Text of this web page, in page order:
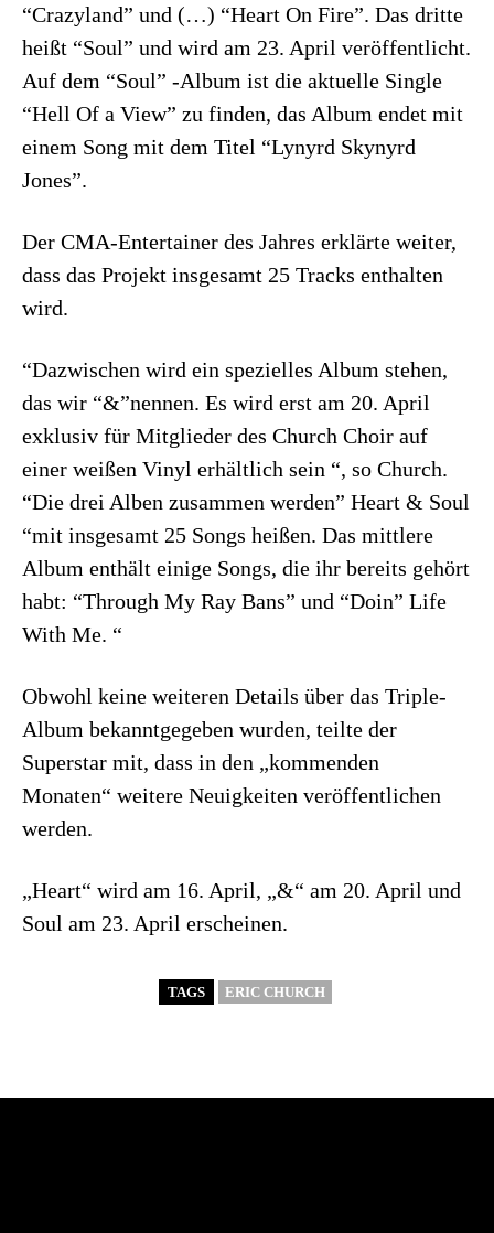
“Crazyland” und (…) “Heart On Fire”. Das dritte
heißt “Soul” und wird am 23. April veröffentlicht.
Auf dem “Soul” -Album ist die aktuelle Single
“Hell Of a View” zu finden, das Album endet mit
einem Song mit dem Titel “Lynyrd Skynyrd
Jones”.
Der CMA-Entertainer des Jahres erklärte weiter,
dass das Projekt insgesamt 25 Tracks enthalten
wird.
“Dazwischen wird ein spezielles Album stehen,
das wir “&”nennen. Es wird erst am 20. April
exklusiv für Mitglieder des Church Choir auf
einer weißen Vinyl erhältlich sein “, so Church.
“Die drei Alben zusammen werden” Heart & Soul
“mit insgesamt 25 Songs heißen. Das mittlere
Album enthält einige Songs, die ihr bereits gehört
habt: “Through My Ray Bans” und “Doin” Life
With Me. “
Obwohl keine weiteren Details über das Triple-
Album bekanntgegeben wurden, teilte der
Superstar mit, dass in den „kommenden
Monaten“ weitere Neuigkeiten veröffentlichen
werden.
„Heart“ wird am 16. April, „&“ am 20. April und
Soul am 23. April erscheinen.
TAGS ERIC CHURCH